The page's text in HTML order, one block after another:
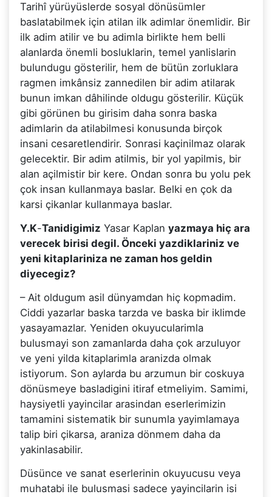
Tarihî yürüyüslerde sosyal dönüsümler
baslatabilmek için atilan ilk adimlar önemlidir. Bir
ilk adim atilir ve bu adimla birlikte hem belli
alanlarda önemli bosluklarin, temel yanlislarin
bulundugu gösterilir, hem de bütün zorluklara
ragmen imkânsiz zannedilen bir adim atilarak
bunun imkan dâhilinde oldugu gösterilir. Küçük
gibi görünen bu girisim daha sonra baska
adimlarin da atilabilmesi konusunda birçok
insani cesaretlendirir. Sonrasi kaçinilmaz olarak
gelecektir. Bir adim atilmis, bir yol yapilmis, bir
alan açilmistir bir kere. Ondan sonra bu yolu pek
çok insan kullanmaya baslar. Belki en çok da
karsi çikanlar kullanmaya baslar.
Y.K-Tanidigimiz Yasar Kaplan yazmaya hiç ara
verecek birisi degil. Önceki yazdiklariniz ve
yeni kitaplariniza ne zaman hos geldin
diyecegiz?
– Ait oldugum asil dünyamdan hiç kopmadim.
Ciddi yazarlar baska tarzda ve baska bir iklimde
yasayamazlar. Yeniden okuyucularimla
bulusmayi son zamanlarda daha çok arzuluyor
ve yeni yilda kitaplarimla aranizda olmak
istiyorum. Son aylarda bu arzumun bir coskuya
dönüsmeye basladigini itiraf etmeliyim. Samimi,
haysiyetli yayincilar arasindan eserlerimizin
tamamini sistematik bir sunumla yayimlamaya
talip biri çikarsa, araniza dönmem daha da
yakinlasabilir.
Düsünce ve sanat eserlerinin okuyucusu veya
muhatabi ile bulusmasi sadece yayincilarin isi